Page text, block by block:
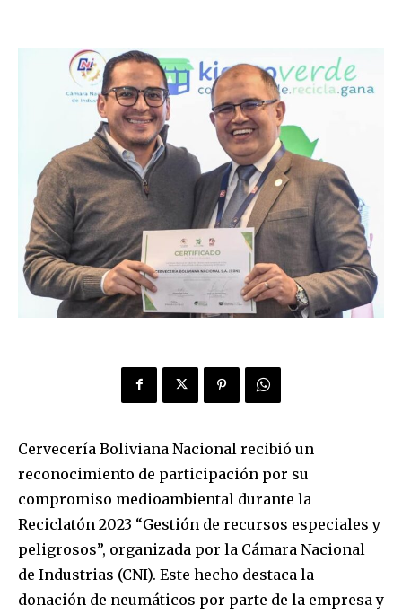
Cervecería Boliviana Nacional recibió un
reconocimiento de participación por su
compromiso medioambiental durante la
Reciclatón 2023 “Gestión de recursos especiales y
peligrosos”, organizada por la Cámara Nacional
de Industrias (CNI). Este hecho destaca la
donación de neumáticos por parte de la empresa y